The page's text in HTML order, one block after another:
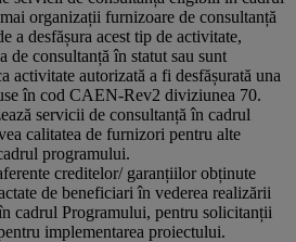
organizații furnizoare de consultanță
a desfășura acest tip de activitate,
de consultanță în statut sau sunt
activitate autorizată a fi desfășurată una
în cod CAEN-Rev2 diviziunea 70.
servicii de consultanță în cadrul
calitatea de furnizori pentru alte
programului.
creditelor/ garanțiilor obținute
de beneficiari în vederea realizării
cadrul Programului, pentru solicitanții
implementarea proiectului.